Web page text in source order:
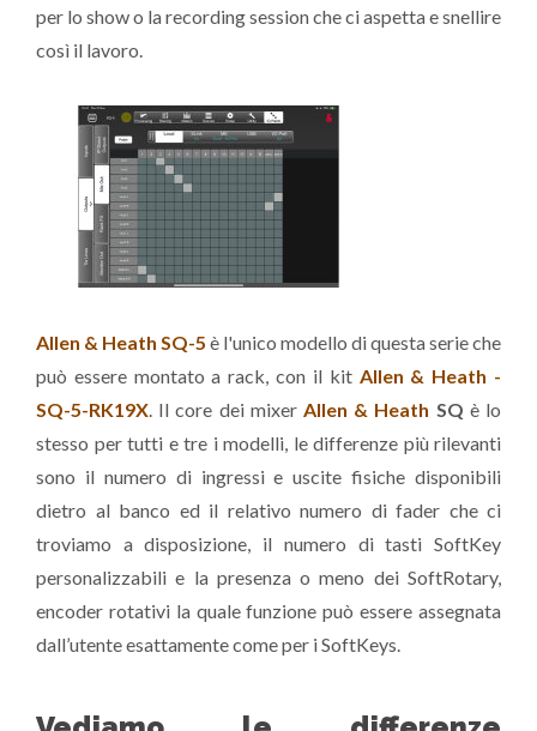
per lo show o la recording session che ci aspetta e snellire
così il lavoro.
Allen & Heath SQ-5 è l'unico modello di questa serie che
può essere montato a rack, con il kit Allen & Heath -
SQ-5-RK19X. Il core dei mixer Allen & Heath SQ è lo
stesso per tutti e tre i modelli, le differenze più rilevanti
sono il numero di ingressi e uscite fisiche disponibili
dietro al banco ed il relativo numero di fader che ci
troviamo a disposizione, il numero di tasti SoftKey
personalizzabili e la presenza o meno dei SoftRotary,
encoder rotativi la quale funzione può essere assegnata
dall’utente esattamente come per i SoftKeys.